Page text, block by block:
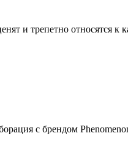
и трепетно относятся к
с брендом